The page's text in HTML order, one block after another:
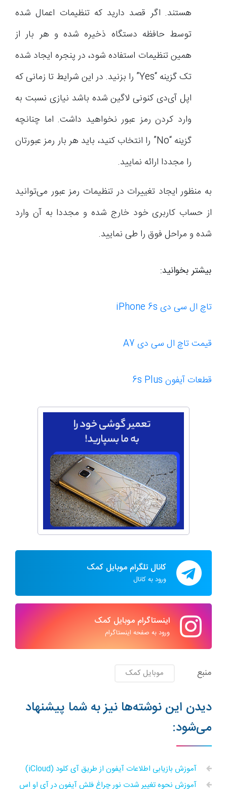
هستند. اگر قصد دارید که تنظیمات اعمال شده
توسط حافظه دستگاه ذخیره شده و هر بار از
همین تنظیمات استفاده شود، در پنجره ایجاد شده
تک گزینه “Yes” را بزنید. در این شرایط تا زمانی که
اپل آی‌دی کنونی لاگین شده باشد نیازی نسبت به
وارد کردن رمز عبور نخواهید داشت. اما چنانچه
گزینه “No” را انتخاب کنید، باید هر بار رمز عبورتان
را مجددا ارائه نمایید.
به منظور ایجاد تغییرات در تنظیمات رمز عبور می‌توانید
از حساب کاربری خود خارج شده و مجددا به آن وارد
شده و مراحل فوق را طی نمایید.
بیشتر بخوانید:
تاچ ال سی دی iPhone 6s
قیمت تاچ ال سی دی A7
قطعات آیفون 6s Plus
کانال تلگرام موبایل کمک
ورود به کانال
اینستاگرام موبایل کمک
ورود به صفحه اینستاگرام
منبع موبایل کمک
دیدن این نوشته‌ها نیز به شما پیشنهاد
می‌شود:
آموزش بازیابی اطلاعات آیفون از طریق آی کلود (iCloud)
آموزش نحوه تغییر شدت نور چراغ فلش آیفون در آی او اس